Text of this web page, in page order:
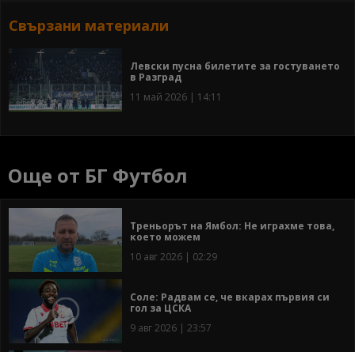
Свързани материали
Левски пусна билетите за гостуването
в Разград
11 май 2026 | 14:11
Още от БГ Футбол
Треньорът на Ямбол: Не играхме това,
което можем
10 авг 2026 | 02:29
Соле: Радвам се, че вкарах първия си
гол за ЦСКА
9 авг 2026 | 23:57